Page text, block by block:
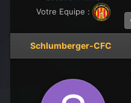
Votre Equipe :
Schlumberger-CFC